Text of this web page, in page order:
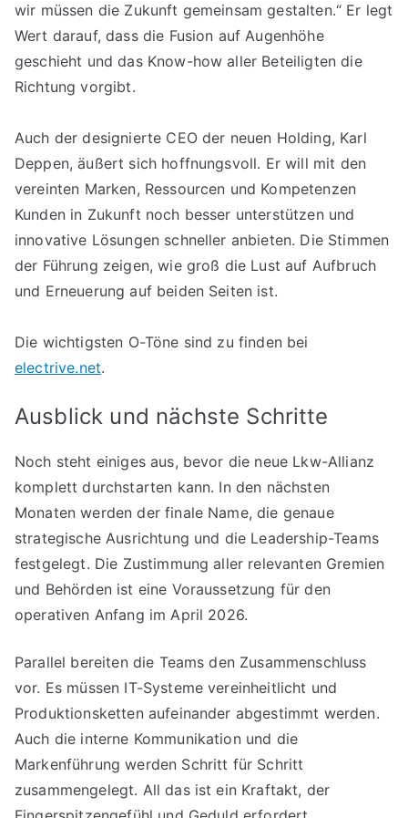
wir müssen die Zukunft gemeinsam gestalten.“ Er legt
Wert darauf, dass die Fusion auf Augenhöhe
geschieht und das Know-how aller Beteiligten die
Richtung vorgibt.
Auch der designierte CEO der neuen Holding, Karl
Deppen, äußert sich hoffnungsvoll. Er will mit den
vereinten Marken, Ressourcen und Kompetenzen
Kunden in Zukunft noch besser unterstützen und
innovative Lösungen schneller anbieten. Die Stimmen
der Führung zeigen, wie groß die Lust auf Aufbruch
und Erneuerung auf beiden Seiten ist.
Die wichtigsten O-Töne sind zu finden bei
electrive.net.
Ausblick und nächste Schritte
Noch steht einiges aus, bevor die neue Lkw-Allianz
komplett durchstarten kann. In den nächsten
Monaten werden der finale Name, die genaue
strategische Ausrichtung und die Leadership-Teams
festgelegt. Die Zustimmung aller relevanten Gremien
und Behörden ist eine Voraussetzung für den
operativen Anfang im April 2026.
Parallel bereiten die Teams den Zusammenschluss
vor. Es müssen IT-Systeme vereinheitlicht und
Produktionsketten aufeinander abgestimmt werden.
Auch die interne Kommunikation und die
Markenführung werden Schritt für Schritt
zusammengelegt. All das ist ein Kraftakt, der